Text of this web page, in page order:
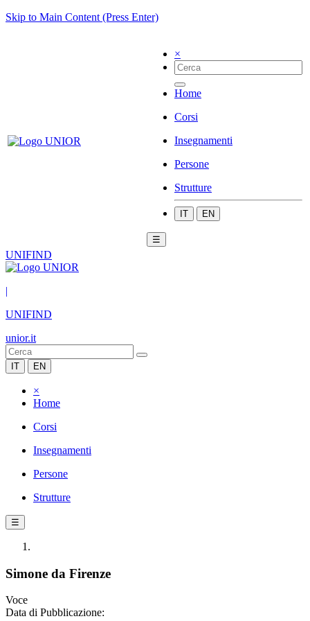
Skip to Main Content (Press Enter)
×
Home
Corsi
Insegnamenti
Persone
Strutture
IT EN
☰
UNIFIND
|
UNIFIND
unior.it
IT EN
×
Home
Corsi
Insegnamenti
Persone
Strutture
☰
Simone da Firenze
Voce
Data di Pubblicazione: